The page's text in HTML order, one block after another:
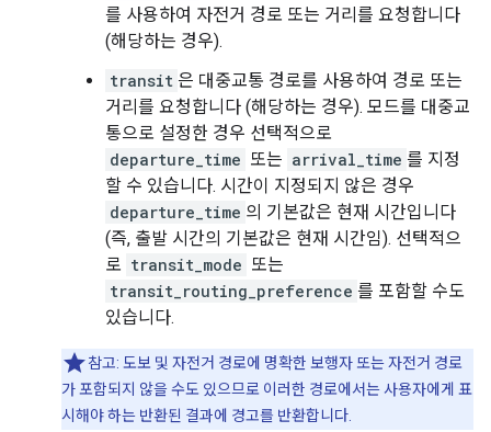
를 사용하여 자전거 경로 또는 거리를 요청합니다
(해당하는 경우).
transit 은 대중교통 경로를 사용하여 경로 또는
거리를 요청합니다 (해당하는 경우). 모드를 대중교
통으로 설정한 경우 선택적으로
departure_time 또는 arrival_time 를 지정
할 수 있습니다. 시간이 지정되지 않은 경우
departure_time 의 기본값은 현재 시간입니다
(즉, 출발 시간의 기본값은 현재 시간임). 선택적으
로 transit_mode 또는
transit_routing_preference 를 포함할 수도
있습니다.
참고: 도보 및 자전거 경로에 명확한 보행자 또는 자전거 경로
가 포함되지 않을 수도 있으므로 이러한 경로에서는 사용자에게 표
시해야 하는 반환된 결과에 경고를 반환합니다.